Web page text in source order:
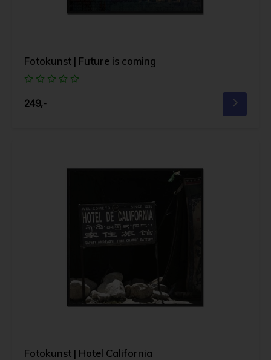
Fotokunst | Future is coming
249,-
Fotokunst | Hotel California